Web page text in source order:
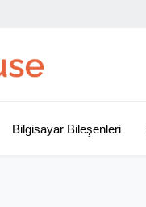
Bilgisayar Bileşenleri